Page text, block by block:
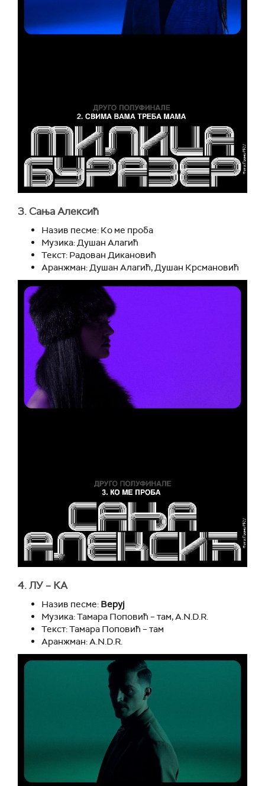
3. Сања Алексић
Назив песме: Ко ме проба
Музика: Душан Алагић
Текст: Радован Дикановић
Аранжман: Душан Алагић, Душан Крсмановић
4. ЛУ – КА
Назив песме: Веруј
Музика: Тамара Поповић – там, A.N.D.R.
Текст: Тамара Поповић – там
Аранжман: A.N.D.R.